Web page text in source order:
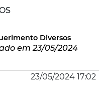
Diversos
em 23/05/2024
23/05/2024 17:02